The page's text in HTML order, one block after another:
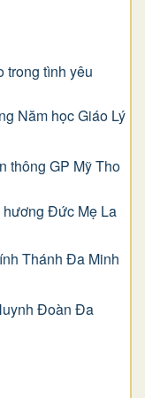
trong tình yêu
Năm học Giáo Lý
thông GP Mỹ Tho
Đức Mẹ La
Thánh Đa Minh
Đoàn Đa